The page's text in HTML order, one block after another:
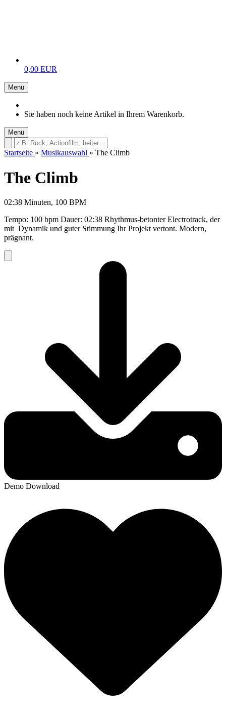
0,00 EUR
Menü
Sie haben noch keine Artikel in Ihrem Warenkorb.
Menü
Startseite » Musikauswahl » The Climb
The Climb
02:38 Minuten, 100 BPM
Tempo: 100 bpm Dauer: 02:38 Rhythmus-betonter Electrotrack, der
mit Dynamik und guter Stimmung Ihr Projekt vertont. Modern,
prägnant.
Demo Download